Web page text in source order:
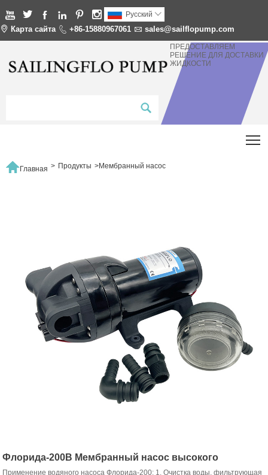
      Pусский 
 Карта сайта  +86-15880967061  sales@sailflopump.com
ПРЕДОСТАВЛЯЕМ
РЕШЕНИЕ ДЛЯ ДОСТАВКИ
ЖИДКОСТИ
Главная > Продукты >Мембранный насос
Флорида-200B Мембранный насос высокого
Применение водяного насоса Флорида-200: 1. Очистка воды, фильтрующая